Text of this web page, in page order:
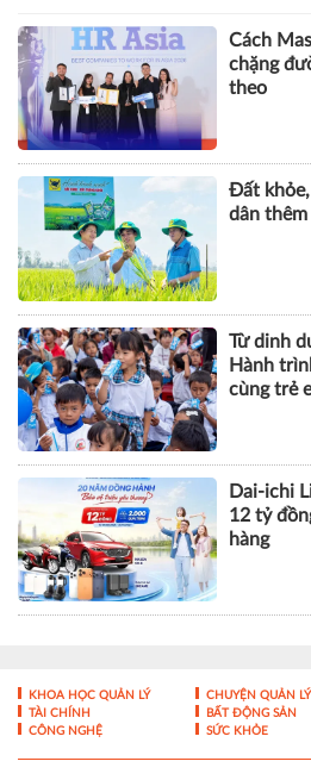
Đất khỏe,
dân
Từ dinh
Hành
Dai-ichi
12 tỷ
hàng
KHOA HỌC QUẢN LÝ CHUYỆN QUẢN LÝ
TÀI CHÍNH
BẤT ĐỘNG SẢN
CÔNG NGHỆ
Tạp chí điện tử Nhà Quản Lý
Giấy phép hoạt động báo điện tử